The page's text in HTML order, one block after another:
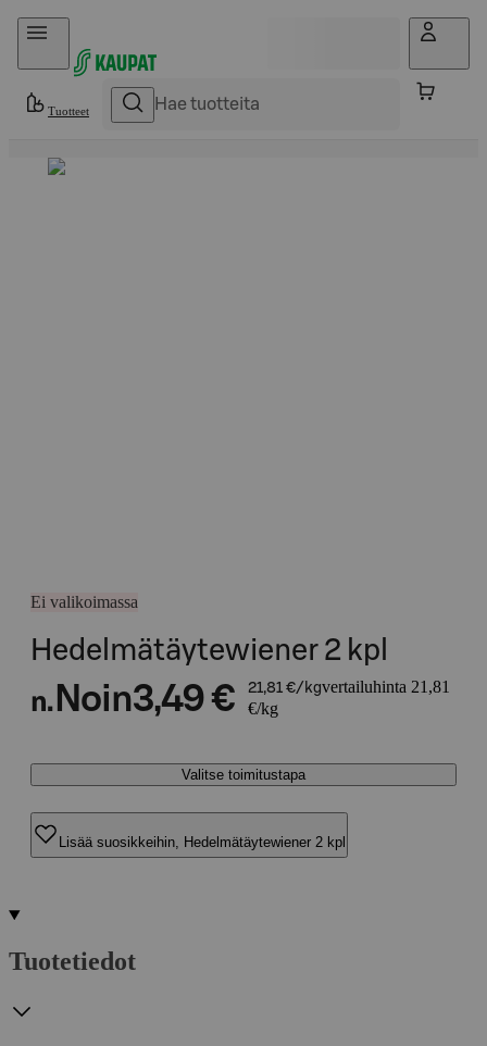
Hyppää sisältöön
Tuotteet
Ei valikoimassa
Hedelmätäytewiener 2 kpl
n. Noin3,49 € 21,81 €/kgvertailuhinta 21,81
€/kg
Valitse toimitustapa
Lisää suosikkeihin, Hedelmätäytewiener 2 kpl
Tuotetiedot